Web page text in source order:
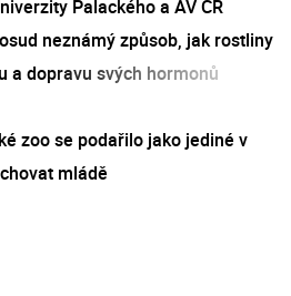
Palackého a AV ČR
neznámý způsob, jak rostliny
a dopravu svých hormonů
zoo se podařilo jako jediné v
mládě